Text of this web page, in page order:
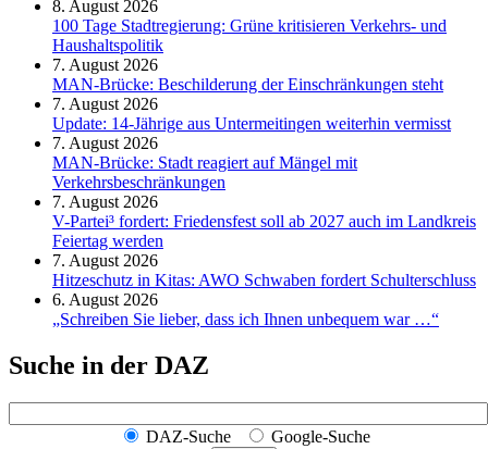
8. August 2026
100 Tage Stadtregierung: Grüne kritisieren Verkehrs- und
Haushaltspolitik
7. August 2026
MAN-Brücke: Beschilderung der Einschränkungen steht
7. August 2026
Update: 14-Jährige aus Untermeitingen weiterhin vermisst
7. August 2026
MAN-Brücke: Stadt reagiert auf Mängel mit
Verkehrsbeschränkungen
7. August 2026
V-Partei­³ fordert: Friedens­fest soll ab 2027 auch im Land­kreis
Feier­tag werden
7. August 2026
Hitzeschutz in Kitas: AWO Schwaben fordert Schulterschluss
6. August 2026
„Schreiben Sie lieber, dass ich Ihnen unbequem war …“
Suche in der DAZ
DAZ-Suche Google-Suche